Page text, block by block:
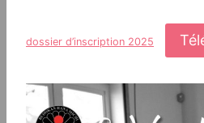
dossier d’inscription 2025